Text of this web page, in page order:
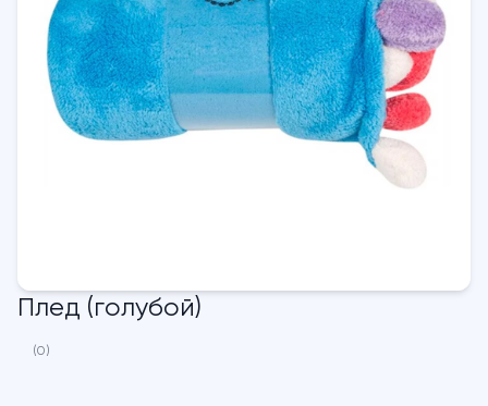
Плед (голубой)
(0)